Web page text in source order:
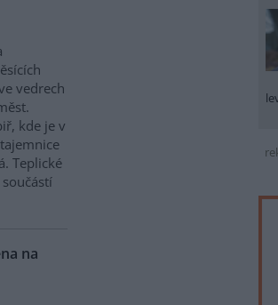
vedrech
kde je v
Teplické
na